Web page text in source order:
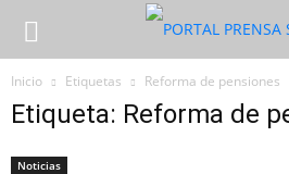
Inicio Etiquetas Reforma de pensiones
Etiqueta: Reforma de
Noticias